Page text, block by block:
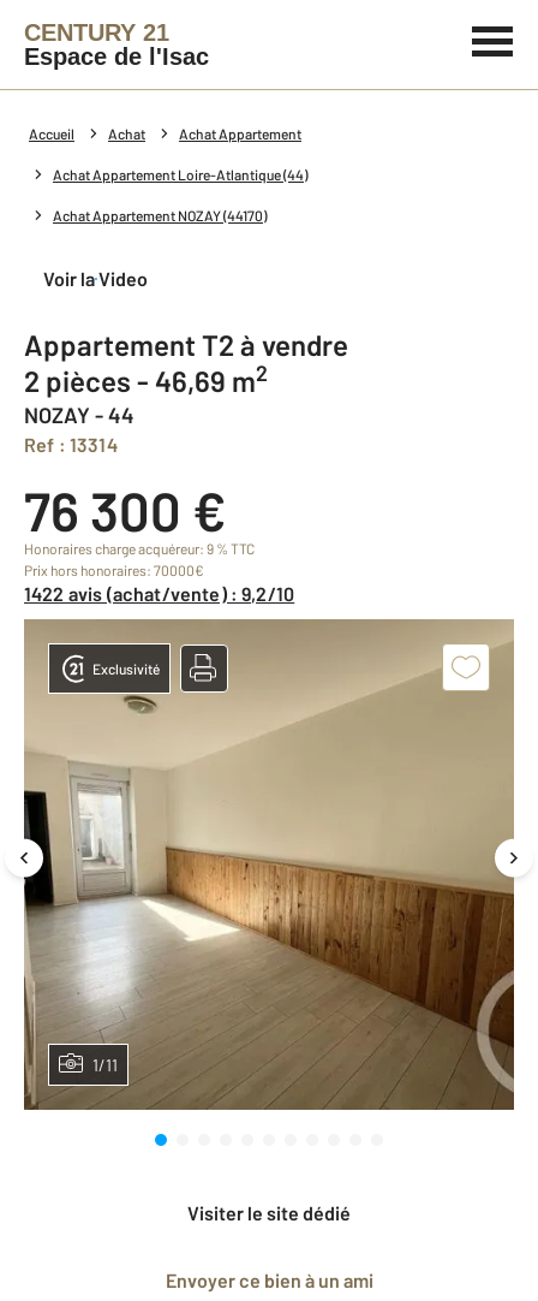
CENTURY 21
Espace de l'Isac
Accueil Achat Achat Appartement
Achat Appartement Loire-Atlantique (44)
Achat Appartement NOZAY (44170)
Voir la Video
Appartement T2 à vendre
2 pièces - 46,69 m2
NOZAY - 44
Ref : 13314
76 300 €
Honoraires charge acquéreur: 9 % TTC
Prix hors honoraires: 70000€
1422 avis (achat/vente) : 9,2/10
1/11
Exclusivité
Visiter le site dédié
Envoyer ce bien à un ami